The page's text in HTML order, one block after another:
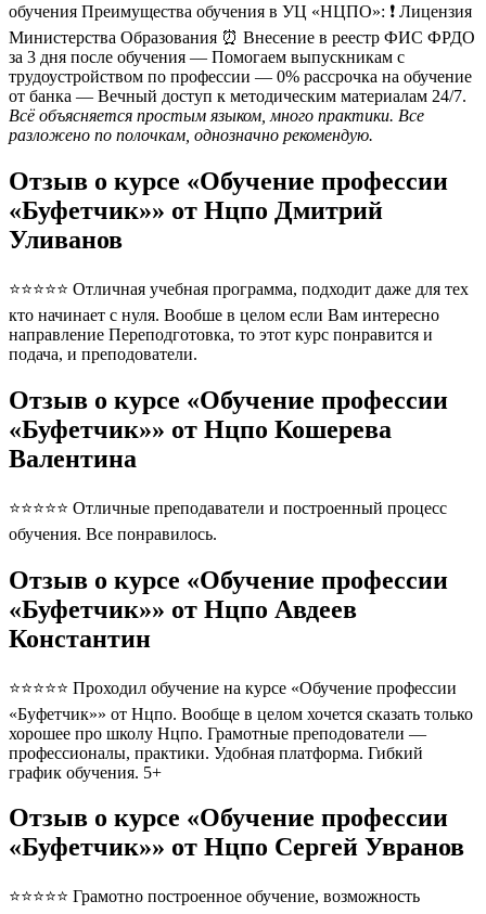
обучения Преимущества обучения в УЦ «НЦПО»: ❗️ Лицензия
Министерства Образования ⏰ Внесение в реестр ФИС ФРДО
за 3 дня после обучения — Помогаем выпускникам с
трудоустройством по профессии — 0% рассрочка на обучение
от банка — Вечный доступ к методическим материалам 24/7.
Всё объясняется простым языком, много практики. Все
разложено по полочкам, однозначно рекомендую.
Отзыв о курсе «Обучение профессии
«Буфетчик»» от Нцпо Дмитрий
Уливанов
⭐⭐⭐⭐⭐ Отличная учебная программа, подходит даже для тех
кто начинает с нуля. Вообше в целом если Вам интересно
направление Переподготовка, то этот курс понравится и
подача, и преподователи.
Отзыв о курсе «Обучение профессии
«Буфетчик»» от Нцпо Кошерева
Валентина
⭐⭐⭐⭐⭐ Отличные преподаватели и построенный процесс
обучения. Все понравилось.
Отзыв о курсе «Обучение профессии
«Буфетчик»» от Нцпо Авдеев
Константин
⭐⭐⭐⭐⭐ Проходил обучение на курсе «Обучение профессии
«Буфетчик»» от Нцпо. Вообще в целом хочется сказать только
хорошее про школу Нцпо. Грамотные преподователи —
профессионалы, практики. Удобная платформа. Гибкий
график обучения. 5+
Отзыв о курсе «Обучение профессии
«Буфетчик»» от Нцпо Сергей Увранов
⭐⭐⭐⭐⭐ Грамотно построенное обучение, возможность